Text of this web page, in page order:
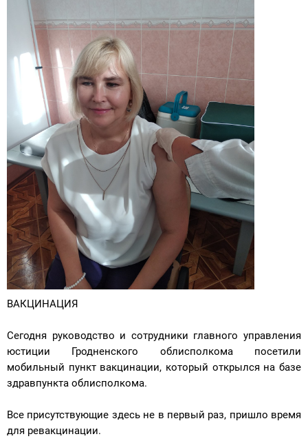
ВАКЦИНАЦИЯ
Сегодня руководство и сотрудники главного управления
юстиции Гродненского облисполкома посетили
мобильный пункт вакцинации, который открылся на базе
здравпункта облисполкома.
Все присутствующие здесь не в первый раз, пришло время
для ревакцинации.